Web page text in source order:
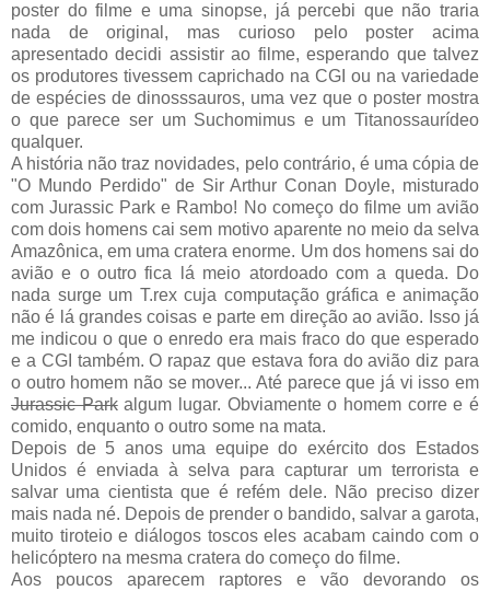
poster do filme e uma sinopse, já percebi que não traria
nada de original, mas curioso pelo poster acima
apresentado decidi assistir ao filme, esperando que talvez
os produtores tivessem caprichado na CGI ou na variedade
de espécies de dinosssauros, uma vez que o poster mostra
o que parece ser um Suchomimus e um Titanossaurídeo
qualquer.
A história não traz novidades, pelo contrário, é uma cópia de
"O Mundo Perdido" de Sir Arthur Conan Doyle, misturado
com Jurassic Park e Rambo! No começo do filme um avião
com dois homens cai sem motivo aparente no meio da selva
Amazônica, em uma cratera enorme. Um dos homens sai do
avião e o outro fica lá meio atordoado com a queda. Do
nada surge um T.rex cuja computação gráfica e animação
não é lá grandes coisas e parte em direção ao avião. Isso já
me indicou o que o enredo era mais fraco do que esperado
e a CGI também. O rapaz que estava fora do avião diz para
o outro homem não se mover... Até parece que já vi isso em
Jurassic Parkalgum lugar. Obviamente o homem corre e é
comido, enquanto o outro some na mata.
Depois de 5 anos uma equipe do exército dos Estados
Unidos é enviada à selva para capturar um terrorista e
salvar uma cientista que é refém dele. Não preciso dizer
mais nada né. Depois de prender o bandido, salvar a garota,
muito tiroteio e diálogos toscos eles acabam caindo com o
helicóptero na mesma cratera do começo do filme.
Aos poucos aparecem raptores e vão devorando os